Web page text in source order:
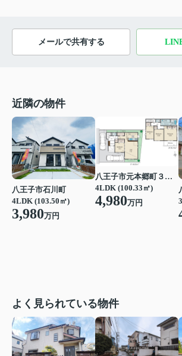
メールで共有する
近隣の物件
八王子市石川町
4LDK (103.50㎡)
3,980万円
八王子市元本郷町３丁目
4LDK (100.33㎡)
4,980万円
よく見られている物件